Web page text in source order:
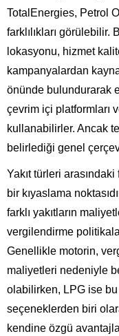
TotalEnergies, Petrol
farklılıkları görülebilir.
lokasyonu, hizmet
kampanyalardan
önünde bulundurarak
çevrim içi platformları
kullanabilirler. Ancak
belirlediği genel
Yakıt türleri
bir kıyaslama
farklı yakıtların
vergilendirme
Genellikle motorin,
maliyetleri nedeniyle
olabilirken, LPG ise bu
seçeneklerden biri
kendine özgü